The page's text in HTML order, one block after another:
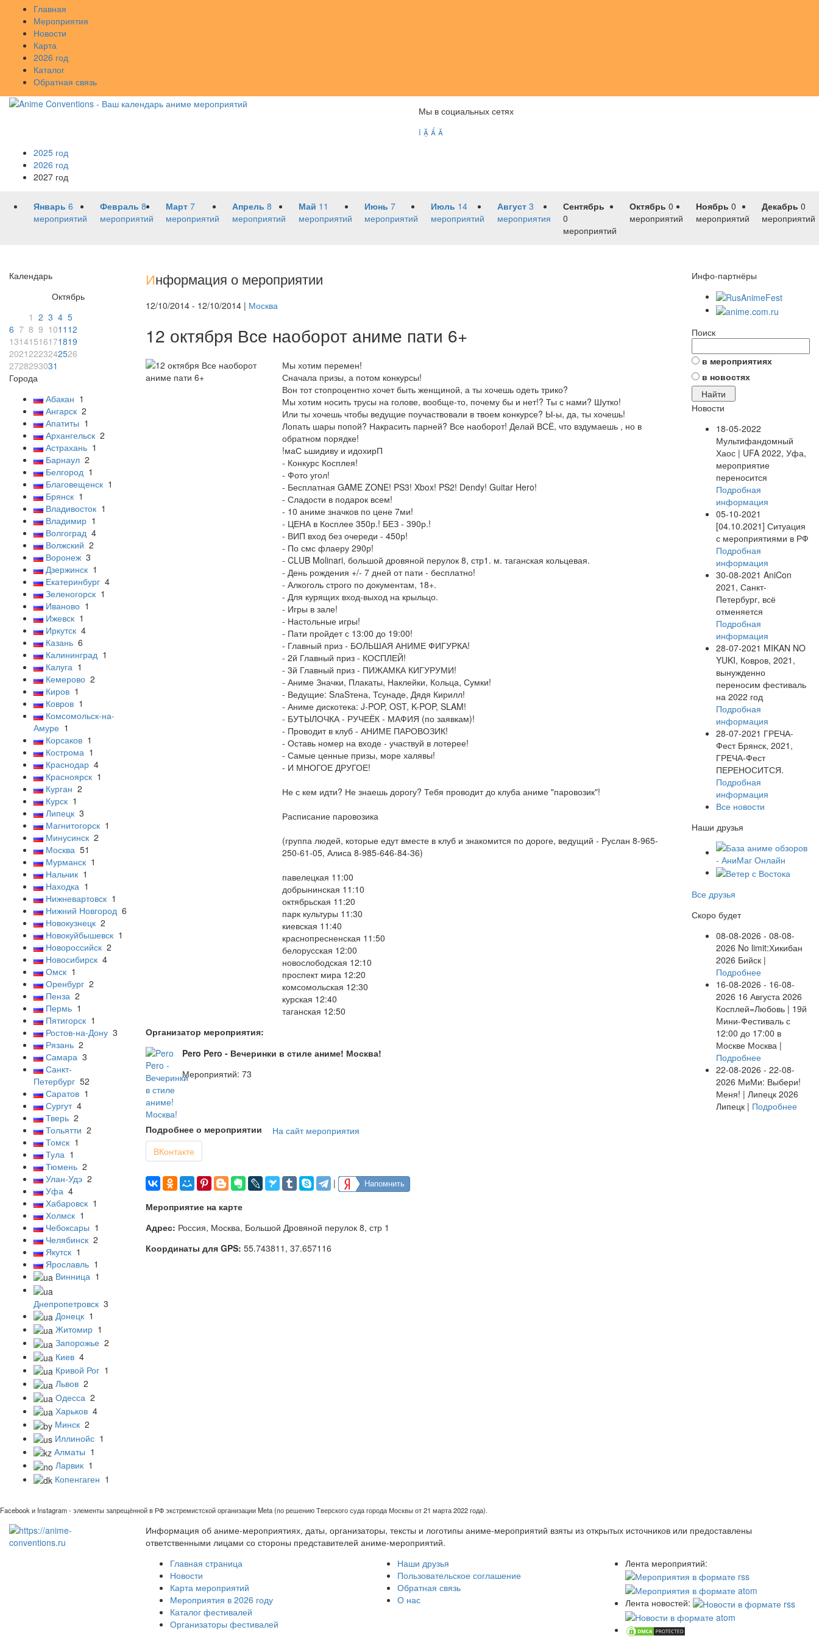
Главная
Мероприятия
Новости
Карта
2026 год
Каталог
Обратная связь
Мы в социальных сетях
   
2025 год
2026 год
2027 год
Январь 6
мероприятий
Февраль 8
мероприятий
Март 7
мероприятий
Апрель 8
мероприятий
Май 11
мероприятий
Июнь 7
мероприятий
Июль 14
мероприятий
Август 3
мероприятия
Сентябрь
0
мероприятий
Октябрь 0
мероприятий
Ноябрь 0
мероприятий
Декабрь 0
мероприятий
Календарь
Октябрь
1 2 3 4 5
6 7 8 9 1011 12
13141516171819
20212223242526
2728293031
Города
Абакан 1
Ангарск 2
Апатиты 1
Архангельск 2
Астрахань 1
Барнаул 2
Белгород 1
Благовещенск 1
Брянск 1
Владивосток 1
Владимир 1
Волгоград 4
Волжский 2
Воронеж 3
Дзержинск 1
Екатеринбург 4
Зеленогорск 1
Иваново 1
Ижевск 1
Иркутск 4
Казань 6
Калининград 1
Калуга 1
Кемерово 2
Киров 1
Ковров 1
Комсомольск-на-
Амуре 1
Корсаков 1
Кострома 1
Краснодар 4
Красноярск 1
Курган 2
Курск 1
Липецк 3
Магнитогорск 1
Минусинск 2
Москва 51
Мурманск 1
Нальчик 1
Находка 1
Нижневартовск 1
Нижний Новгород 6
Новокузнецк 2
Новокуйбышевск 1
Новороссийск 2
Новосибирск 4
Омск 1
Оренбург 2
Пенза 2
Пермь 1
Пятигорск 1
Ростов-на-Дону 3
Рязань 2
Самара 3
Санкт-
Петербург 52
Саратов 1
Сургут 4
Тверь 2
Тольятти 2
Томск 1
Тула 1
Тюмень 2
Улан-Удэ 2
Уфа 4
Хабаровск 1
Холмск 1
Чебоксары 1
Челябинск 2
Якутск 1
Ярославль 1
Винница 1
Днепропетровск 3
Донецк 1
Житомир 1
Запорожье 2
Киев 4
Кривой Рог 1
Львов 2
Одесса 2
Харьков 4
Минск 2
Иллинойс 1
Алматы 1
Ларвик 1
Копенгаген 1
Информация о мероприятии
12/10/2014 - 12/10/2014 | Москва
12 октября Все наоборот аниме пати 6+
Мы хотим перемен!
Сначала призы, а потом конкурсы!
Вон тот стопроцентно хочет быть женщиной, а ты хочешь одеть трико?
Мы хотим носить трусы на голове, вообще-то, почему бы и нет!? Ты с нами? Шутко!
Или ты хочешь чтобы ведущие поучаствовали в твоем конкурсе? Ы-ы, да, ты хочешь!
Лопать шары попой? Накрасить парней? Все наоборот! Делай ВСЁ, что вздумаешь , но в
обратном порядке!
!маС ьшидиву и идохирП
- Конкурс Косплея!
- Фото угол!
- Бесплатная GAME ZONE! PS3! Xbox! PS2! Dendy! Guitar Hero!
- Сладости в подарок всем!
- 10 аниме значков по цене 7ми!
- ЦЕНА в Косплее 350р.! БЕЗ - 390р.!
- ВИП вход без очереди - 450р!
- По смс флаеру 290р!
- CLUB Molinari, большой дровяной перулок 8, стр1. м. таганская кольцевая.
- День рождения +/- 7 дней от пати - бесплатно!
- Алкоголь строго по документам, 18+.
- Для курящих вход-выход на крыльцо.
- Игры в зале!
- Настольные игры!
- Пати пройдет с 13:00 до 19:00!
- Главный приз - БОЛЬШАЯ АНИМЕ ФИГУРКА!
- 2й Главный приз - КОСПЛЕЙ!
- 3й Главный приз - ПИЖАМКА КИГУРУМИ!
- Аниме Значки, Плакаты, Наклейки, Кольца, Сумки!
- Ведущие: SлаSтена, Тсунаде, Дядя Кирилл!
- Аниме дискотека: J-POP, OST, K-POP, SLAM!
- БУТЫЛОЧКА - РУЧЕЁК - МАФИЯ (по заявкам)!
- Проводит в клуб - АНИМЕ ПАРОВОЗИК!
- Оставь номер на входе - участвуй в лотерее!
- Самые ценные призы, море халявы!
- И МНОГОЕ ДРУГОЕ!
Не с кем идти? Не знаешь дорогу? Тебя проводит до клуба аниме "паровозик"!
Расписание паровозика
(группа людей, которые едут вместе в клуб и знакомится по дороге, ведущий - Руслан 8-965-
250-61-05, Алиса 8-985-646-84-36)
павелецкая 11:00
добрынинская 11:10
октябрьская 11:20
парк культуры 11:30
киевская 11:40
краснопресненская 11:50
белорусская 12:00
новослободская 12:10
проспект мира 12:20
комсомольская 12:30
курская 12:40
таганская 12:50
Организатор мероприятия:
Pero Pero - Вечеринки в стиле аниме! Москва!
Мероприятий: 73
Подробнее о мероприятии
На сайт мероприятия
ВКонтакте
| Напомнить
Мероприятие на карте
Адрес: Россия, Москва, Большой Дровяной перулок 8, стр 1
Координаты для GPS: 55.743811 , 37.657116
Инфо-партнёры
Поиск
в мероприятиях
в новостях
Новости
18-05-2022
Мультифандомный
Хаос | UFA 2022, Уфа,
мероприятие
переносится
Подробная
информация
05-10-2021
[04.10.2021] Ситуация
с мероприятиями в РФ
Подробная
информация
30-08-2021 AniCon
2021, Санкт-
Петербург, всё
отменяется
Подробная
информация
28-07-2021 MIKAN NO
YUKI, Ковров, 2021,
вынужденно
переносим фестиваль
на 2022 год
Подробная
информация
28-07-2021 ГРЕЧА-
Фест Брянск, 2021,
ГРЕЧА-Фест
ПЕРЕНОСИТСЯ.
Подробная
информация
Все новости
Наши друзья
Все друзья
Скоро будет
08-08-2026 - 08-08-
2026 No limit:Хикибан
2026 Бийск |
Подробнее
16-08-2026 - 16-08-
2026 16 Августа 2026
Косплей=Любовь | 19й
Мини-Фестиваль с
12:00 до 17:00 в
Москве Москва |
Подробнее
22-08-2026 - 22-08-
2026 МиМи: Выбери!
Меня! | Липецк 2026
Липецк | Подробнее
Facebook и Instagram - элементы запрещённой в РФ экстремистской организации Meta (по решению Тверского суда города Москвы от 21 марта 2022 года).
Информация об аниме-мероприятиях, даты, организаторы, тексты и логотипы аниме-мероприятий взяты из открытых источников или предоставлены
ответственными лицами со стороны представителей аниме-мероприятий.
Главная страница
Новости
Карта мероприятий
Мероприятия в 2026 году
Каталог фестивалей
Организаторы фестивалей
Наши друзья
Пользовательское соглашение
Обратная связь
О нас
Лента мероприятий:
Лента новостей: